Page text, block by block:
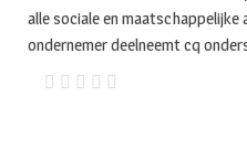
alle sociale en
ondernemer deelneemt cq